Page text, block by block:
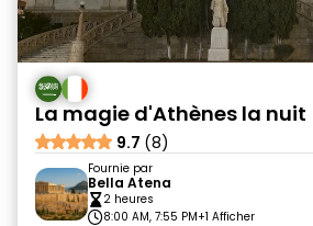
La magie d'Athènes la nuit
9.7 (8)
Fournie par
Bella Atena
2 heures
8:00 AM, 7:55 PM+1 Afficher